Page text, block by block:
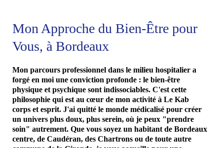
Mon Approche du Bien-Être pour
Vous, à Bordeaux
Mon parcours professionnel dans le milieu hospitalier a
forgé en moi une conviction profonde : le bien-être
physique et psychique sont indissociables. C'est cette
philosophie qui est au cœur de mon activité à Le Kab
corps et esprit. J'ai quitté le monde médicalisé pour créer
un univers plus doux, plus serein, où je peux "prendre
soin" autrement. Que vous soyez un habitant de Bordeaux
centre, de Caudéran, des Chartrons ou de toute autre